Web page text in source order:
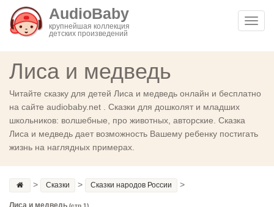
AudioBaby
крупнейшая коллекция
детских произведений
Лиса и медведь
Читайте сказку для детей Лиса и медведь онлайн и бесплатно
на сайте audiobaby.net . Сказки для дошколят и младших
школьников: волшебные, про животных, авторские. Сказка
Лиса и медведь дает возможность Вашему ребенку постигать
жизнь на наглядных примерах.
> Сказки > Сказки народов России >
Лиса и медведь (стр.1)